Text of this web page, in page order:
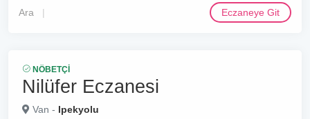
Ara Eczaneye Git
NÖBETÇI
Nilüfer Eczanesi
Van - Ipekyolu